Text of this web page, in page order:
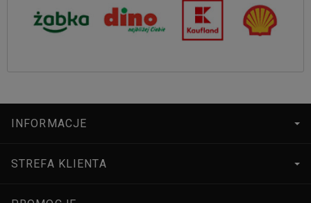
INFORMACJE
STREFA KLIENTA